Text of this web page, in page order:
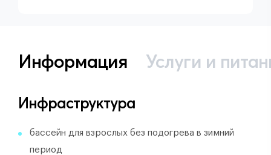
Информация Услуги и
Инфраструктура
бассейн для взрослых без подогрева в зимний
период